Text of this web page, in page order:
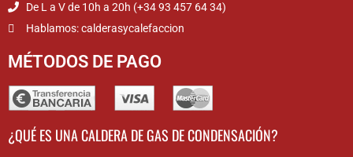
De L a V de 10h a 20h (+34 93 457 64 34)
Hablamos: calderasycalefaccion
MÉTODOS DE PAGO
¿QUÉ ES UNA CALDERA DE GAS DE CONDENSACIÓN?